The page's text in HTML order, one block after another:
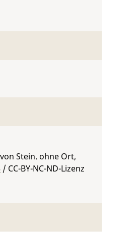
Stein. ohne Ort,
/ CC-BY-NC-ND-Lizenz